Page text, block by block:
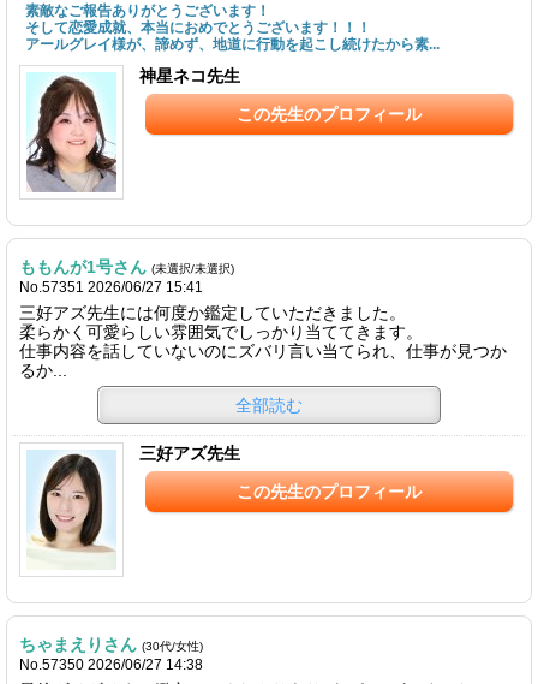
素敵なご報告ありがとうございます！
そして恋愛成就、本当におめでとうございます！！！
アールグレイ様が、諦めず、地道に行動を起こし続けたから素...
神星ネコ先生
この先生のプロフィール
ももんが1号さん (未選択/未選択)
No.57351 2026/06/27 15:41
三好アズ先生には何度か鑑定していただきました。
柔らかく可愛らしい雰囲気でしっかり当ててきます。
仕事内容を話していないのにズバリ言い当てられ、仕事が見つか
るか...
全部読む
三好アズ先生
この先生のプロフィール
ちゃまえりさん (30代/女性)
No.57350 2026/06/27 14:38